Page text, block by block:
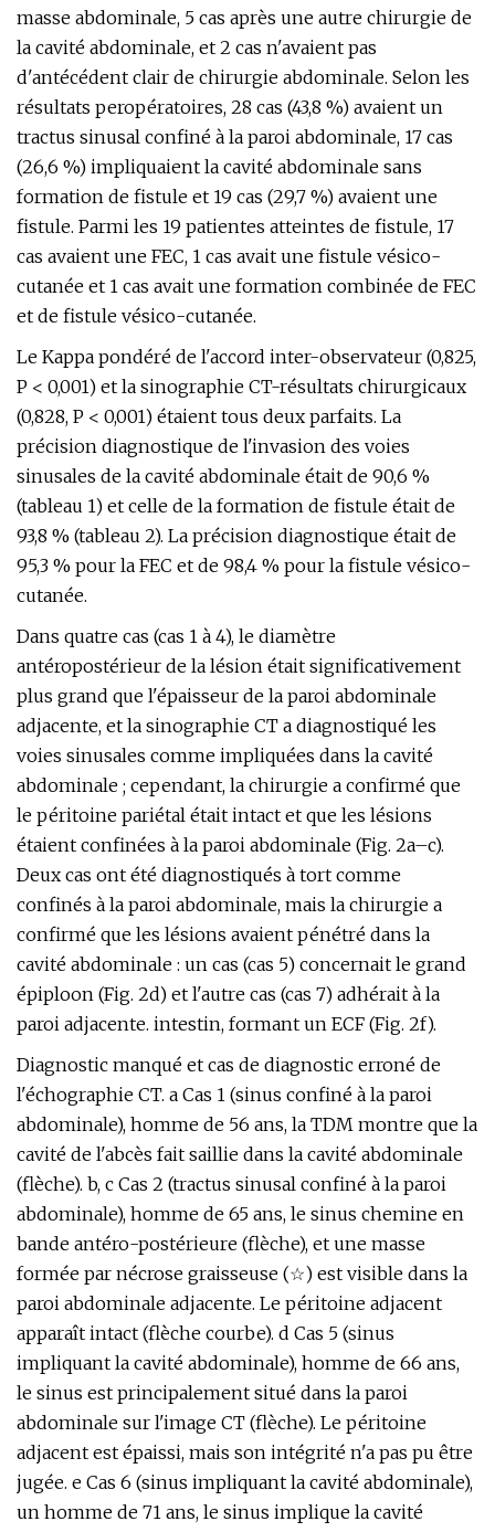
masse abdominale, 5 cas après une autre chirurgie de
la cavité abdominale, et 2 cas n'avaient pas
d'antécédent clair de chirurgie abdominale. Selon les
résultats peropératoires, 28 cas (43,8 %) avaient un
tractus sinusal confiné à la paroi abdominale, 17 cas
(26,6 %) impliquaient la cavité abdominale sans
formation de fistule et 19 cas (29,7 %) avaient une
fistule. Parmi les 19 patientes atteintes de fistule, 17
cas avaient une FEC, 1 cas avait une fistule vésico-
cutanée et 1 cas avait une formation combinée de FEC
et de fistule vésico-cutanée.
Le Kappa pondéré de l'accord inter-observateur (0,825,
P < 0,001) et la sinographie CT-résultats chirurgicaux
(0,828, P < 0,001) étaient tous deux parfaits. La
précision diagnostique de l'invasion des voies
sinusales de la cavité abdominale était de 90,6 %
(tableau 1) et celle de la formation de fistule était de
93,8 % (tableau 2). La précision diagnostique était de
95,3 % pour la FEC et de 98,4 % pour la fistule vésico-
cutanée.
Dans quatre cas (cas 1 à 4), le diamètre
antéropostérieur de la lésion était significativement
plus grand que l'épaisseur de la paroi abdominale
adjacente, et la sinographie CT a diagnostiqué les
voies sinusales comme impliquées dans la cavité
abdominale ; cependant, la chirurgie a confirmé que
le péritoine pariétal était intact et que les lésions
étaient confinées à la paroi abdominale (Fig. 2a–c).
Deux cas ont été diagnostiqués à tort comme
confinés à la paroi abdominale, mais la chirurgie a
confirmé que les lésions avaient pénétré dans la
cavité abdominale : un cas (cas 5) concernait le grand
épiploon (Fig. 2d) et l'autre cas (cas 7) adhérait à la
paroi adjacente. intestin, formant un ECF (Fig. 2f).
Diagnostic manqué et cas de diagnostic erroné de
l'échographie CT. a Cas 1 (sinus confiné à la paroi
abdominale), homme de 56 ans, la TDM montre que la
cavité de l'abcès fait saillie dans la cavité abdominale
(flèche). b, c Cas 2 (tractus sinusal confiné à la paroi
abdominale), homme de 65 ans, le sinus chemine en
bande antéro-postérieure (flèche), et une masse
formée par nécrose graisseuse (☆) est visible dans la
paroi abdominale adjacente. Le péritoine adjacent
apparaît intact (flèche courbe). d Cas 5 (sinus
impliquant la cavité abdominale), homme de 66 ans,
le sinus est principalement situé dans la paroi
abdominale sur l'image CT (flèche). Le péritoine
adjacent est épaissi, mais son intégrité n'a pas pu être
jugée. e Cas 6 (sinus impliquant la cavité abdominale),
un homme de 71 ans, le sinus implique la cavité